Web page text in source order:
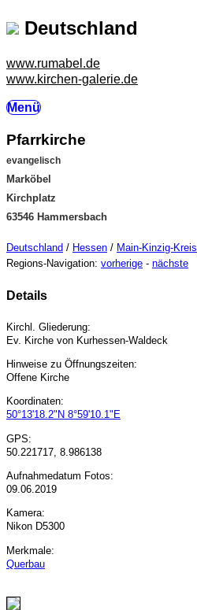
Deutschland
www.rumabel.de
www.kirchen-galerie.de
Menü
Pfarrkirche
evangelisch
Marköbel
Kirchplatz
63546 Hammersbach
Deutschland / Hessen / Main-Kinzig-Kreis
Regions-Navigation: vorherige - nächste
Details
Kirchl. Gliederung:
Ev. Kirche von Kurhessen-Waldeck
Hinweise zu Öffnungszeiten:
Offene Kirche
Koordinaten:
50°13'18.2"N 8°59'10.1"E
GPS:
50.221717, 8.986138
Aufnahmedatum Fotos:
09.06.2019
Kamera:
Nikon D5300
Merkmale:
Querbau